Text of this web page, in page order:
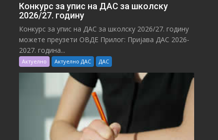
Конкурс за упис на ДАС за школску
2026/27. годину
Конкурс за упис на ДАС за школску 2026/27. годину
можете преузети ОВДЕ Прилог: Пријава ДАС 2026-
2027. година...
Актуелно Актуелно ДАС ДАС